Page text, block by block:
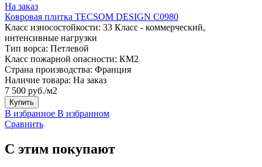
На заказ
Ковровая плитка TECSOM DESIGN C0980
Класс износостойкости: 33 Класс - коммерческий,
интенсивные нагрузки
Тип ворса: Петлевой
Класс пожарной опасности: КМ2
Страна производства: Франция
Наличие товара: На заказ
7 500 руб./м2
Купить
В избранное В избранном
Сравнить
С этим покупают